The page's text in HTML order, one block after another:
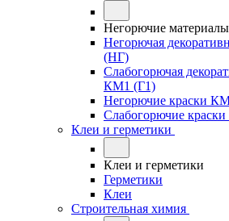
Негорючие материалы
Негорючая
(НГ)
Слабогорючая
КМ1 (Г1)
Негорючие краски
Слабогорючие
Клеи и герметики
Клеи и герметики
Герметики
Клеи
Строительная химия